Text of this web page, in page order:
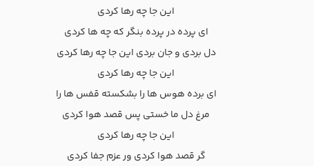
این جا چه رها کردی
ای پرده در پرده بنگر که چه ها کردی
دل بردی و جان بردی این جا چه رها کردی
این جا چه رها کردی
ای برده هوس ها را بشکسته قفس ها را
مرغ دل ما خستی پس قصد هوا کردی
این جا چه رها کردی
گر قصد هوا کردی ور عزم جفا کردی